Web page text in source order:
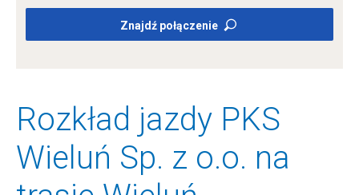
Znajdź połączenie
Rozkład jazdy PKS
Wieluń Sp. z o.o. na